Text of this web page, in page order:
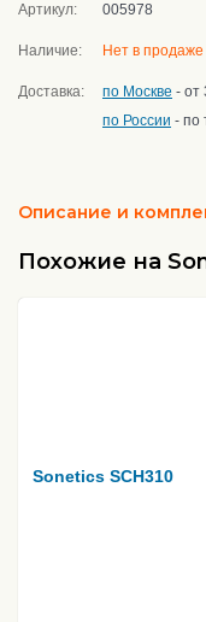
Артикул: 005978
Наличие: Нет в продаже
Доставка: по Москве - от
по России - по
Описание и
Похожие на
Sonetics SCH310